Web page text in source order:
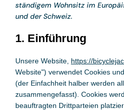
ständigem Wohnsitz im
und der Schweiz.
1. Einführung
Unsere Website, https://
Website") verwendet Cookies
(der Einfachheit halber werden
zusammengefasst). Cookies
beauftragten Drittparteien